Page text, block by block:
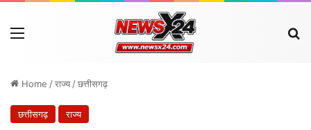
Menu
Home /राज्य /छत्तीसगढ़
छत्तीसगढ़ राज्य